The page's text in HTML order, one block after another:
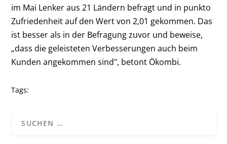
im Mai Lenker aus 21 Ländern befragt und in punkto
Zufriedenheit auf den Wert von 2,01 gekommen. Das
ist besser als in der Befragung zuvor und beweise,
„dass die geleisteten Verbesserungen auch beim
Kunden angekommen sind", betont Ökombi.
Tags: